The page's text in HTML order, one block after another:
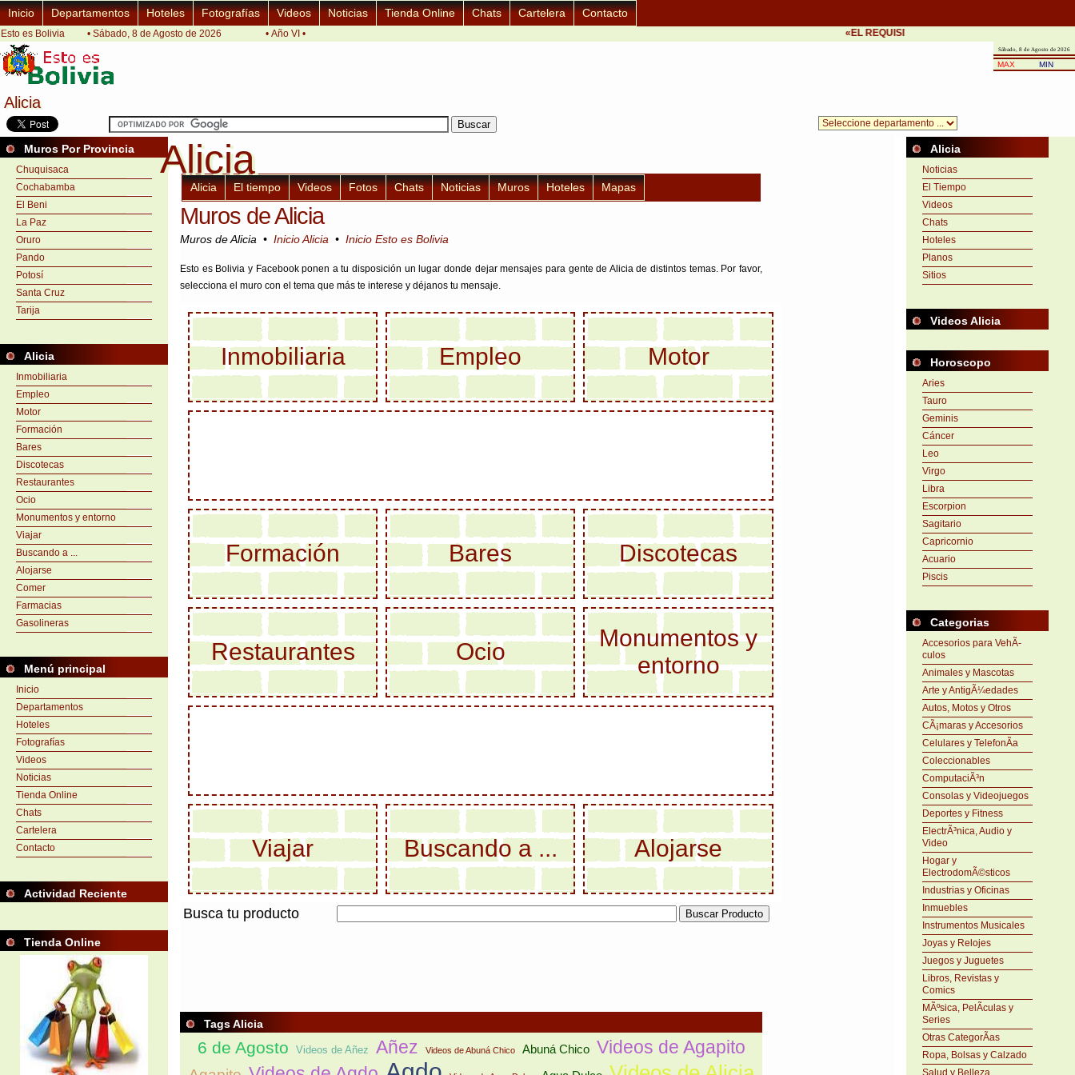
Alicia
Alicia
Inicio Departamentos Hoteles Fotografías Videos Noticias Tienda Online Chats Cartelera Contacto
Esto es Bolivia • Sábado, 8 de Agosto de 2026 • Año VI • «EL REQUISITO DEL ÉXITO ES LA PRONTITUD
Sábado, 8 de Agosto de 2026
MAX MIN
Muros Por Provincia
Chuquisaca
Cochabamba
El Beni
La Paz
Oruro
Pando
Potosí
Santa Cruz
Tarija
Alicia
Inmobiliaria
Empleo
Motor
Formación
Bares
Discotecas
Restaurantes
Ocio
Monumentos y entorno
Viajar
Buscando a ...
Alojarse
Comer
Farmacias
Gasolineras
Menú principal
Inicio
Departamentos
Hoteles
Fotografías
Videos
Noticias
Tienda Online
Chats
Cartelera
Contacto
Actividad Reciente
Tienda Online
Alicia
Alicia
Alicia El tiempo Videos Fotos Chats Noticias Muros Hoteles Mapas
Muros de Alicia
Muros de Alicia • Inicio Alicia • Inicio Esto es Bolivia
Esto es Bolivia y Facebook ponen a tu disposición un lugar donde dejar mensajes para gente de Alicia de distintos temas. Por favor,
selecciona el muro con el tema que más te interese y déjanos tu mensaje.
Inmobiliaria Empleo Motor
Formación Bares Discotecas
Restaurantes Ocio
Monumentos y
entorno
Viajar Buscando a ... Alojarse
Busca tu producto
Tags Alicia
6 de Agosto Videos de Añez Añez Videos de Abuná Chico Abuná Chico Videos de Agapito
Alicia
Noticias
El Tiempo
Videos
Chats
Hoteles
Planos
Sitios
Videos Alicia
Horoscopo
Aries
Tauro
Geminis
Cáncer
Leo
Virgo
Libra
Escorpion
Sagitario
Capricornio
Acuario
Piscis
Categorias
Accesorios para VehÃ­
culos
Animales y Mascotas
Arte y AntigÃ¼edades
Autos, Motos y Otros
CÃ¡maras y Accesorios
Celulares y TelefonÃ­a
Coleccionables
ComputaciÃ³n
Consolas y Videojuegos
Deportes y Fitness
ElectrÃ³nica, Audio y
Video
Hogar y
ElectrodomÃ©sticos
Industrias y Oficinas
Inmuebles
Instrumentos Musicales
Joyas y Relojes
Juegos y Juguetes
Libros, Revistas y
Comics
MÃºsica, PelÃ­culas y
Series
Otras CategorÃ­as
Ropa, Bolsas y Calzado
Salud y Belleza